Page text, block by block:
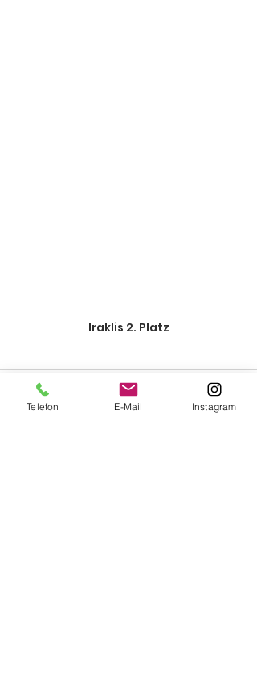
Iraklis 2. Platz
Telefon E-Mail Instagram